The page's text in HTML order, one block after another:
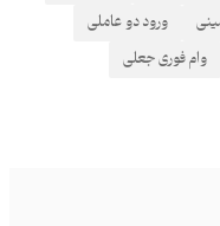
ورود دو عاملی
وام فوری جعلی